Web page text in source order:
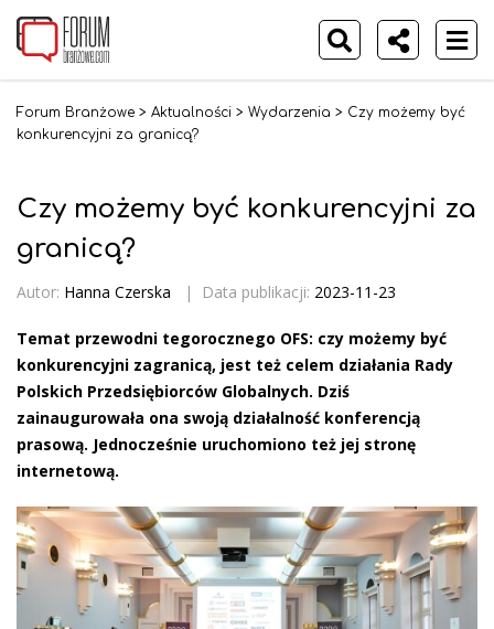
Forum Branżowe > Aktualności > Wydarzenia > Czy możemy być
konkurencyjni za granicą?
Czy możemy być konkurencyjni za
granicą?
Autor: Hanna Czerska | Data publikacji: 2023-11-23
Temat przewodni tegorocznego OFS: czy możemy być
konkurencyjni zagranicą, jest też celem działania Rady
Polskich Przedsiębiorców Globalnych. Dziś
zainaugurowała ona swoją działalność konferencją
prasową. Jednocześnie uruchomiono też jej stronę
internetową.